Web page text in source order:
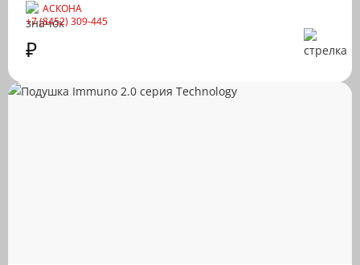
АСКОНА
+7 (8452) 309-445
₽